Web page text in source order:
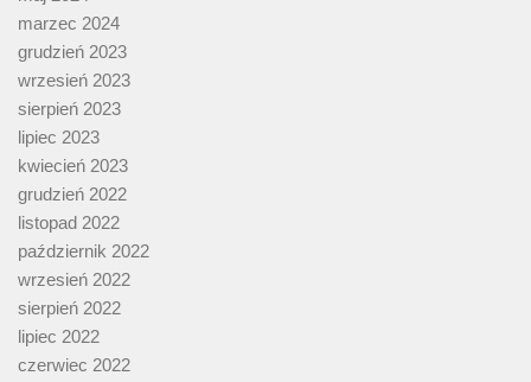
marzec 2024
grudzień 2023
wrzesień 2023
sierpień 2023
lipiec 2023
kwiecień 2023
grudzień 2022
listopad 2022
październik 2022
wrzesień 2022
sierpień 2022
lipiec 2022
czerwiec 2022